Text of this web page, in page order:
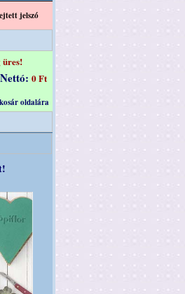
jelszó
üres!
Nettó: 0 Ft
oldalára